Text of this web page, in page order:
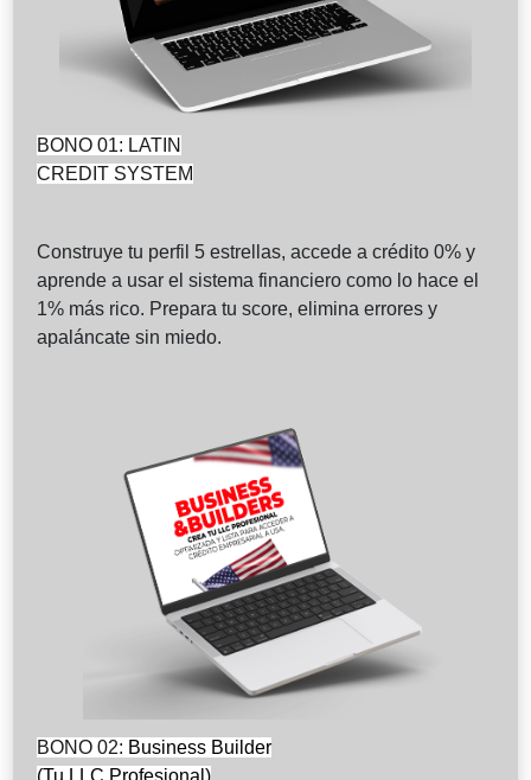
BONO 01: LATIN
CREDIT SYSTEM
Construye tu perfil 5 estrellas, accede a crédito 0% y
aprende a usar el sistema financiero como lo hace el
1% más rico. Prepara tu score, elimina errores y
apaláncate sin miedo.
BONO 02: Business Builder